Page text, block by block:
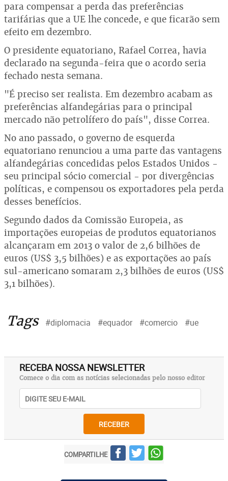
para compensar a perda das preferências
tarifárias que a UE lhe concede, e que ficarão sem
efeito em dezembro.
O presidente equatoriano, Rafael Correa, havia
declarado na segunda-feira que o acordo seria
fechado nesta semana.
"É preciso ser realista. Em dezembro acabam as
preferências alfandegárias para o principal
mercado não petrolífero do país", disse Correa.
No ano passado, o governo de esquerda
equatoriano renunciou a uma parte das vantagens
alfandegárias concedidas pelos Estados Unidos -
seu principal sócio comercial - por divergências
políticas, e compensou os exportadores pela perda
desses benefícios.
Segundo dados da Comissão Europeia, as
importações europeias de produtos equatorianos
alcançaram em 2013 o valor de 2,6 bilhões de
euros (US$ 3,5 bilhões) e as exportações ao país
sul-americano somaram 2,3 bilhões de euros (US$
3,1 bilhões).
Tags #diplomacia #equador #comercio #ue
RECEBA NOSSA NEWSLETTER
Comece o dia com as notícias selecionadas pelo nosso editor
RECEBER
COMPARTILHE